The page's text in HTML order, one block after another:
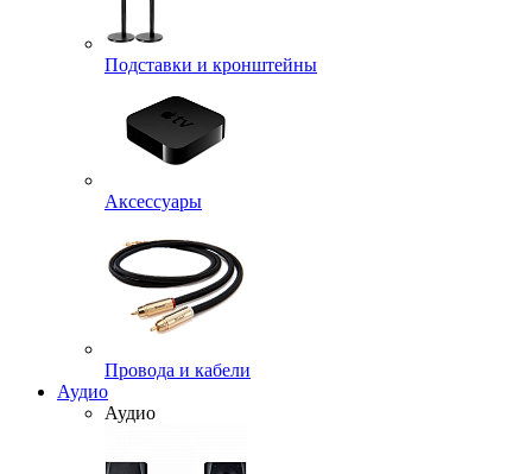
Подставки и кронштейны
Аксессуары
Провода и кабели
Аудио
Аудио